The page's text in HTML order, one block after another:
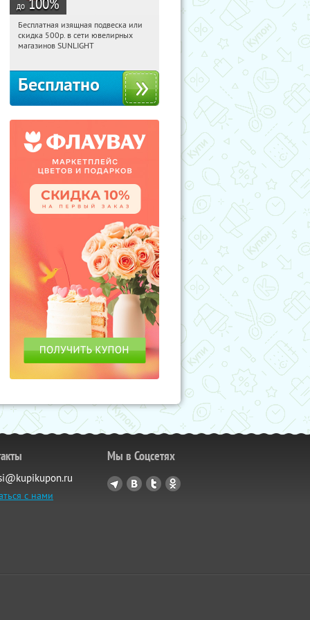
до
06:24:52 Получили:
Россия
Бесплатная изящная подвеска или
скидка 500р. в сети ювелирных
магазинов SUNLIGHT
Бесплатно
с нами
Мы в Соцсетях